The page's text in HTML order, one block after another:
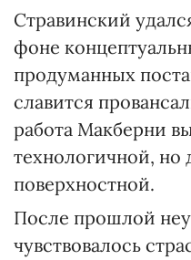
Стравинский
фоне
продуманных
славится
работа Макберни
технологичной, но
поверхностной.
После прошлой
чувствовалось